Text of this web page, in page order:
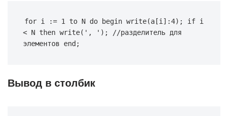
for i := 1 to N do begin write(a[i]:4); if i
< N then write( ', ' );
//разделитель для
элементов
end ;
Вывод в столбик